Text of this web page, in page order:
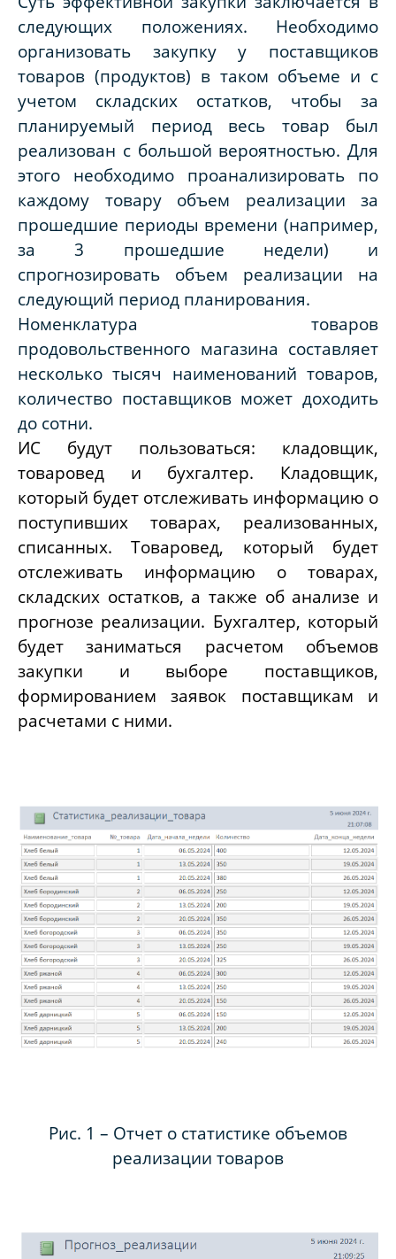
следующих положениях. Необходимо
организовать закупку у поставщиков
товаров (продуктов) в таком объеме и с
учетом складских остатков, чтобы за
планируемый период весь товар был
реализован с большой вероятностью. Для
этого необходимо проанализировать по
каждому товару объем реализации за
прошедшие периоды времени (например,
за 3 прошедшие недели) и
спрогнозировать объем реализации на
следующий период планирования.
Номенклатура товаров
продовольственного магазина составляет
несколько тысяч наименований товаров,
количество поставщиков может доходить
до сотни.
ИС будут пользоваться: кладовщик,
товаровед и бухгалтер. Кладовщик,
который будет отслеживать информацию о
поступивших товарах, реализованных,
списанных. Товаровед, который будет
отслеживать информацию о товарах,
складских остатков, а также об анализе и
прогнозе реализации. Бухгалтер, который
будет заниматься расчетом объемов
закупки и выборе поставщиков,
формированием заявок поставщикам и
расчетами с ними.
Рис. 1 – Отчет о статистике объемов
реализации товаров